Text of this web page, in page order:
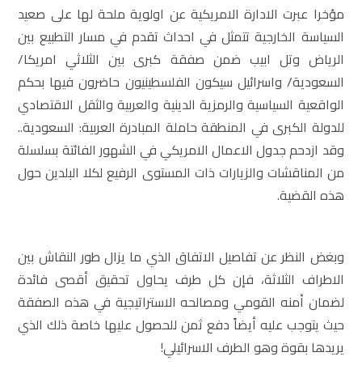
مؤخرا عبرت الادارة الامريكية عن اولوية ملحة لها على صعيد
السياسة الخارجية تتمثل في احداث تقدم في مسار التطبيع بين
الرياض وتل ابيب ضمن صفقة كبرى بين الثلاثي امريكا/
السعودية/ واسرائيل سيكون الفلسطينيون حاضرون فيها بحكم
الواقعية السياسية والرمزية الدينية والعربية والثقل الاقتصادي
للدولة الكبرى في المنطقة حاملة المبادرة العربية: السعودية..
وقد ازدحم جدول الاعمال الامريكي في الشهور الفائتة بسلسلة
من المناقشات والزيارات ذات المستوى الرفيع لكلا البلدين حول
هذه القضية.
وبغض النظر عن تفاصيل الاتفاق الذي ما يزال طور النقاش بين
الاطراف الثلاثة، فإن كل طرف يحاول تحقيق أقصى فائدة
لضمان أمنه القومي ومصالحه الاستراتيجية في هذه الصفقة
حيث يتوجب عليه أيضاً دفع ثمن للحصول عليها خاصة ذلك الذي
يريدها بقوة وهو الطرف الاسرائيلي!